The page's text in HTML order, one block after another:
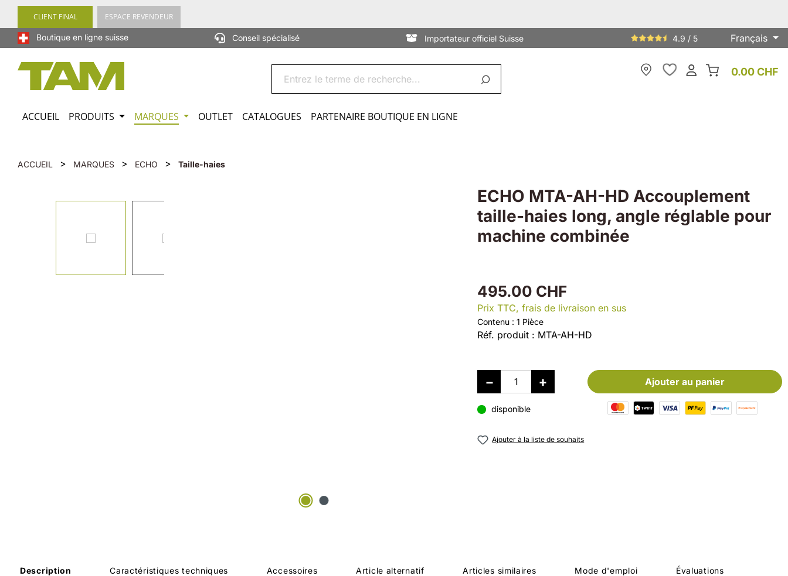
Passer à la navigation principale
CLIENT FINAL ESPACE REVENDEUR
Boutique en ligne suisse Conseil spécialisé Importateur officiel Suisse 4.9 / 5 Français
0.00 CHF
ACCUEIL PRODUITS MARQUES OUTLET CATALOGUES PARTENAIRE BOUTIQUE EN LIGNE
ACCUEIL > MARQUES > ECHO > Taille-haies
ECHO MTA-AH-HD Accouplement
taille-haies long, angle réglable pour
machine combinée
495.00 CHF
Prix TTC, frais de livraison en sus
Contenu : 1 Pièce
Réf. produit : MTA-AH-HD
disponible
Ajouter au panier
Ajouter à la liste de souhaits
Description Caractéristiques techniques Accessoires Article alternatif Articles similaires Mode d'emploi Évaluations